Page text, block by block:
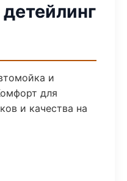
и
для
и качества на